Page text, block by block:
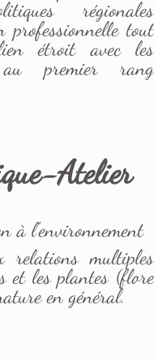
régionales
tout
étroit avec les
au premier rang
Atelier
à l'environnement
relations multiples
et les plantes (flore
en général.